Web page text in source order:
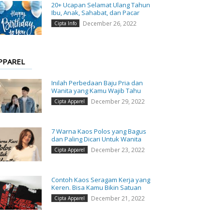
20+ Ucapan Selamat Ulang Tahun
Ibu, Anak, Sahabat, dan Pacar
Cipta Info December 26, 2022
Inilah Perbedaan Baju Pria dan
Wanita yang Kamu Wajib Tahu
Cipta Apparel December 29, 2022
7 Warna Kaos Polos yang Bagus
dan Paling Dicari Untuk Wanita
Cipta Apparel December 23, 2022
Contoh Kaos Seragam Kerja yang
Keren. Bisa Kamu Bikin Satuan
Cipta Apparel December 21, 2022